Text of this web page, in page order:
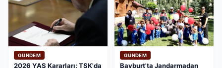
GÜNDEM
2026 YAŞ Kararları: TSK'da
GÜNDEM
Bayburt'ta Jandarmadan